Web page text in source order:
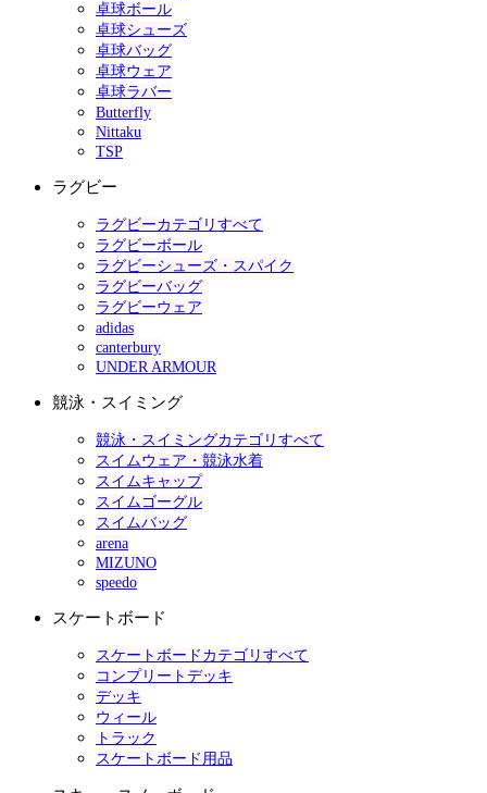
卓球ボール
卓球シューズ
卓球バッグ
卓球ウェア
卓球ラバー
Butterfly
Nittaku
TSP
ラグビー
ラグビーカテゴリすべて
ラグビーボール
ラグビーシューズ・スパイク
ラグビーバッグ
ラグビーウェア
adidas
canterbury
UNDER ARMOUR
競泳・スイミング
競泳・スイミングカテゴリすべて
スイムウェア・競泳水着
スイムキャップ
スイムゴーグル
スイムバッグ
arena
MIZUNO
speedo
スケートボード
スケートボードカテゴリすべて
コンプリートデッキ
デッキ
ウィール
トラック
スケートボード用品